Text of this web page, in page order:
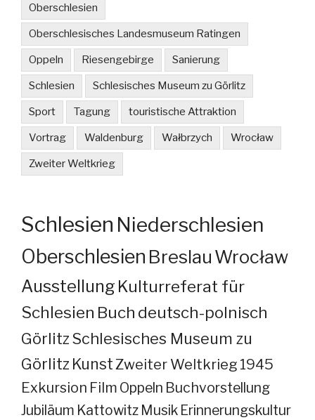
Oberschlesien
Oberschlesisches Landesmuseum Ratingen
Oppeln Riesengebirge Sanierung
Schlesien Schlesisches Museum zu Görlitz
Sport Tagung touristische Attraktion
Vortrag Waldenburg Wałbrzych Wrocław
Zweiter Weltkrieg
Schlesien Niederschlesien
Oberschlesien Breslau Wrocław
Ausstellung Kulturreferat für
Schlesien Buch deutsch-polnisch
GörlitzSchlesisches Museum zu
Görlitz KunstZweiter Weltkrieg 1945
Exkursion Film Oppeln Buchvorstellung
Jubiläum Kattowitz Musik Erinnerungskultur